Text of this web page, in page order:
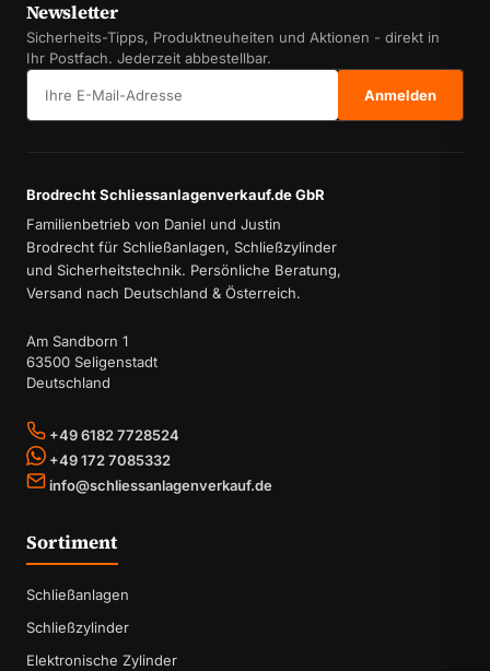
Newsletter
Sicherheits-Tipps, Produktneuheiten und Aktionen - direkt in
Ihr Postfach. Jederzeit abbestellbar.
Anmelden
Brodrecht Schliessanlagenverkauf.de GbR
Familienbetrieb von Daniel und Justin
Brodrecht für Schließanlagen, Schließzylinder
und Sicherheitstechnik. Persönliche Beratung,
Versand nach Deutschland & Österreich.
Am Sandborn 1
63500 Seligenstadt
Deutschland
+49 6182 7728524
+49 172 7085332
info@schliessanlagenverkauf.de
Sortiment
Schließanlagen
Schließzylinder
Elektronische Zylinder